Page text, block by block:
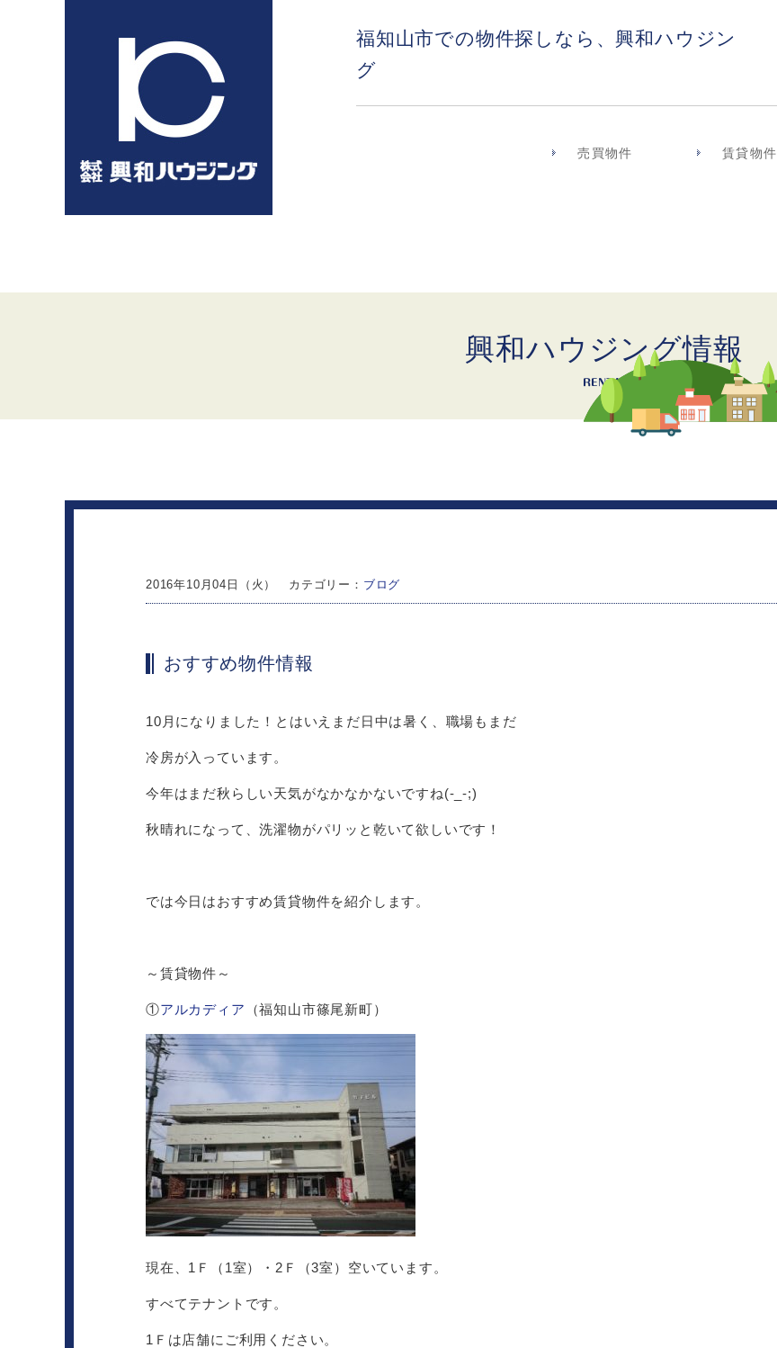
福知山市での物件探しなら、興和ハウジン
グ
売買物件 賃貸物件
興和ハウジング情報
2016年10月04日（火） カテゴリー： ブログ
おすすめ物件情報
10月になりました！とはいえまだ日中は暑く、職場もまだ
冷房が入っています。
今年はまだ秋らしい天気がなかなかないですね(-_-;)
秋晴れになって、洗濯物がパリッと乾いて欲しいです！
では今日はおすすめ賃貸物件を紹介します。
～賃貸物件～
①アルカディア （福知山市篠尾新町）
現在、1Ｆ（1室）・2Ｆ（3室）空いています。
すべてテナントです。
1Ｆは店舗にご利用ください。